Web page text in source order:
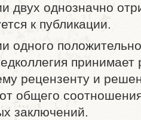
двух однозначно
к публикации.
одного
рецензенту и
общего
заключений.